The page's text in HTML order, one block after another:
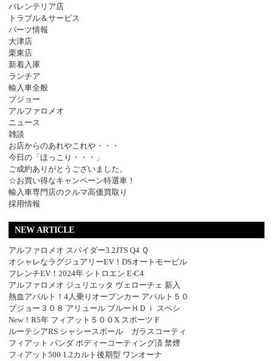
バレンテリア店
トラブル＆サービス
パーツ情報
大津店
栗東店
新着入庫
ランチア
輸入車全般
プジョー
アルファロメオ
ニュース
雑談
お店からのあれやこれや・・・
今日の「ほっこり・・・」
ご成約ありがとうございました。
☆お買い得なキャンペーン特選車！
輸入車専門店のクルマ高価買取り
採用情報
NEW ARTICLE
アルファロメオ スパイダー3.2JTS Q4 Ｑ
オシャレなラグジュアリーEV！DSオートモービル
フレンチEV！2024年 シトロエン E-C4
アルファロメオ ジュリエッタ ヴェローチェ 新入
熱血アバルト！4人乗りオープンカー アバルト５０
プジョー３０８ アリュール ブルーＨＤｉ スペシ
New！R5年 フィアット５００X スポーツ F
ルーテシアRS シャシースポール ガラスコーティ
フィアット パンダ ボディーコーティング済 禁煙
フィアット500 1.2カルト後期型 ワンオーナ